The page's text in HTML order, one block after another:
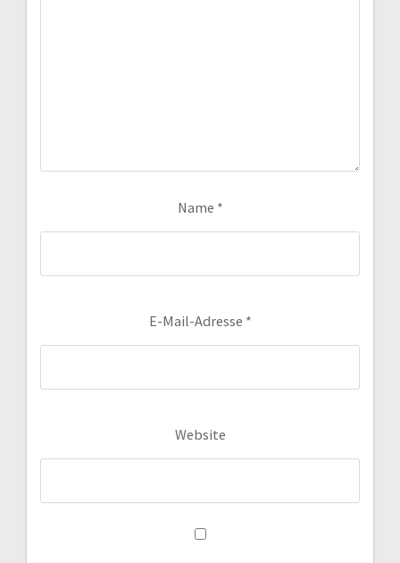
Name *
E-Mail-Adresse *
Website